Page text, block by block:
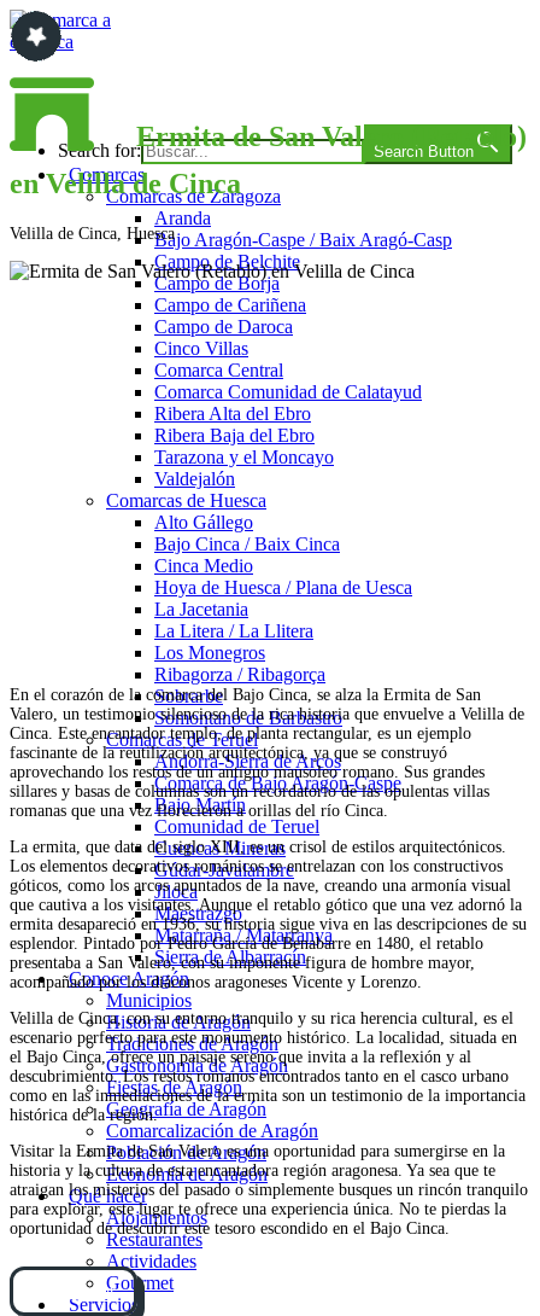
Saltar
al
contenido
Comarca a comarca
Search for: Search Button
Comarcas
Comarcas de Zaragoza
Aranda
Bajo Aragón-Caspe / Baix Aragó-Casp
Campo de Belchite
Campo de Borja
Campo de Cariñena
Campo de Daroca
Cinco Villas
Comarca Central
Comarca Comunidad de Calatayud
Ribera Alta del Ebro
Ribera Baja del Ebro
Tarazona y el Moncayo
Valdejalón
Comarcas de Huesca
Alto Gállego
Bajo Cinca / Baix Cinca
Cinca Medio
Hoya de Huesca / Plana de Uesca
La Jacetania
La Litera / La Llitera
Los Monegros
Ribagorza / Ribagorça
Sobrarbe
Somontano de Barbastro
Comarcas de Teruel
Andorra-Sierra de Arcos
Comarca de Bajo Aragón-Caspe
Bajo Martín
Comunidad de Teruel
Cuencas Mineras
Gúdar-Javalambre
Jiloca
Maestrazgo
Matarraña / Matarranya
Sierra de Albarracín
Conoce Aragón
Municipios
Historia de Aragón
Tradiciones de Aragón
Gastronomía de Aragón
Fiestas de Aragón
Geografía de Aragón
Comarcalización de Aragón
Población de Aragón
Economía de Aragón
Qué hacer
Alojamientos
Restaurantes
Actividades
Gourmet
Servicios
Ermita de San Valero (Retablo)
en Velilla de Cinca
Velilla de Cinca, Huesca
En el corazón de la comarca del Bajo Cinca, se alza la Ermita de San
Valero, un testimonio silencioso de la rica historia que envuelve a Velilla de
Cinca. Este encantador templo, de planta rectangular, es un ejemplo
fascinante de la reutilización arquitectónica, ya que se construyó
aprovechando los restos de un antiguo mausoleo romano. Sus grandes
sillares y basas de columnas son un recordatorio de las opulentas villas
romanas que una vez florecieron a orillas del río Cinca.
La ermita, que data del siglo XIII, es un crisol de estilos arquitectónicos.
Los elementos decorativos románicos se entrelazan con los constructivos
góticos, como los arcos apuntados de la nave, creando una armonía visual
que cautiva a los visitantes. Aunque el retablo gótico que una vez adornó la
ermita desapareció en 1936, su historia sigue viva en las descripciones de su
esplendor. Pintado por Pedro García de Benabarre en 1480, el retablo
presentaba a San Valero, con su imponente figura de hombre mayor,
acompañado por los diáconos aragoneses Vicente y Lorenzo.
Velilla de Cinca, con su entorno tranquilo y su rica herencia cultural, es el
escenario perfecto para este monumento histórico. La localidad, situada en
el Bajo Cinca, ofrece un paisaje sereno que invita a la reflexión y al
descubrimiento. Los restos romanos encontrados tanto en el casco urbano
como en las inmediaciones de la ermita son un testimonio de la importancia
histórica de la región.
Visitar la Ermita de San Valero es una oportunidad para sumergirse en la
historia y la cultura de esta encantadora región aragonesa. Ya sea que te
atraigan los misterios del pasado o simplemente busques un rincón tranquilo
para explorar, este lugar te ofrece una experiencia única. No te pierdas la
oportunidad de descubrir este tesoro escondido en el Bajo Cinca.
Cómo llegar